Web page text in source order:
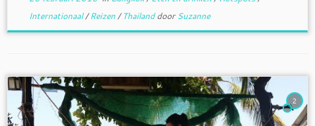
Internationaal/Reizen/ThailanddoorSuzanne
2